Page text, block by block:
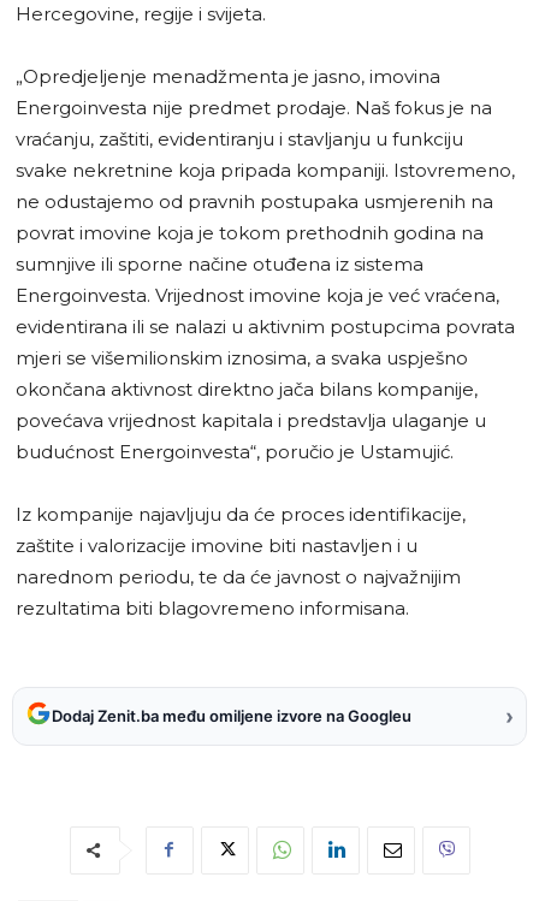
Hercegovine, regije i svijeta.
„Opredjeljenje menadžmenta je jasno, imovina
Energoinvesta nije predmet prodaje. Naš fokus je na
vraćanju, zaštiti, evidentiranju i stavljanju u funkciju
svake nekretnine koja pripada kompaniji. Istovremeno,
ne odustajemo od pravnih postupaka usmjerenih na
povrat imovine koja je tokom prethodnih godina na
sumnjive ili sporne načine otuđena iz sistema
Energoinvesta. Vrijednost imovine koja je već vraćena,
evidentirana ili se nalazi u aktivnim postupcima povrata
mjeri se višemilionskim iznosima, a svaka uspješno
okončana aktivnost direktno jača bilans kompanije,
povećava vrijednost kapitala i predstavlja ulaganje u
budućnost Energoinvesta“, poručio je Ustamujić.
Iz kompanije najavljuju da će proces identifikacije,
zaštite i valorizacije imovine biti nastavljen i u
narednom periodu, te da će javnost o najvažnijim
rezultatima biti blagovremeno informisana.
Dodaj Zenit.ba među omiljene izvore na Googleu ›